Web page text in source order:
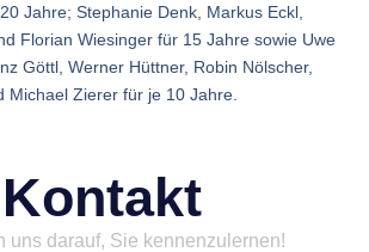
Jahre; Stephanie Denk, Markus Eckl,
Florian Wiesinger für 15 Jahre sowie Uwe
Göttl, Werner Hüttner, Robin Nölscher,
Michael Zierer für je 10 Jahre.
Kontakt
uns darauf, Sie kennenzulernen!